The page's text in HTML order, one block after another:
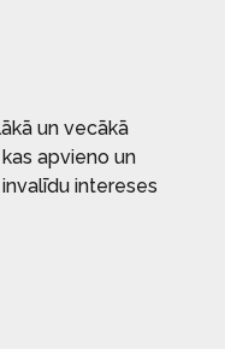
un vecākā
apvieno un
intereses